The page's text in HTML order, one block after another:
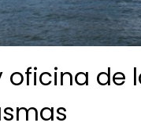
oficina de